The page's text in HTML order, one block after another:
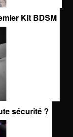
Kit BDSM
sécurité ?